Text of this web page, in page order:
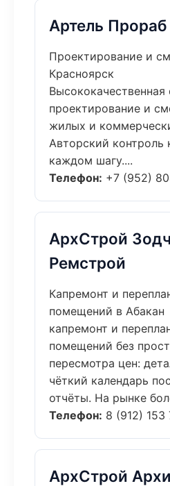
Артель
Проектирование и
Красноярск
Высококачественная
проектирование и
жилых и
Авторский контроль
каждом шагу....
Телефон: +7 (952)
АрхСтрой
Ремстрой
Капремонт и
помещений в Абакан
капремонт и
помещений без
пересмотра цен:
чёткий календарь
отчёты. На рынке
Телефон: 8 (912) 153
АрхСтрой